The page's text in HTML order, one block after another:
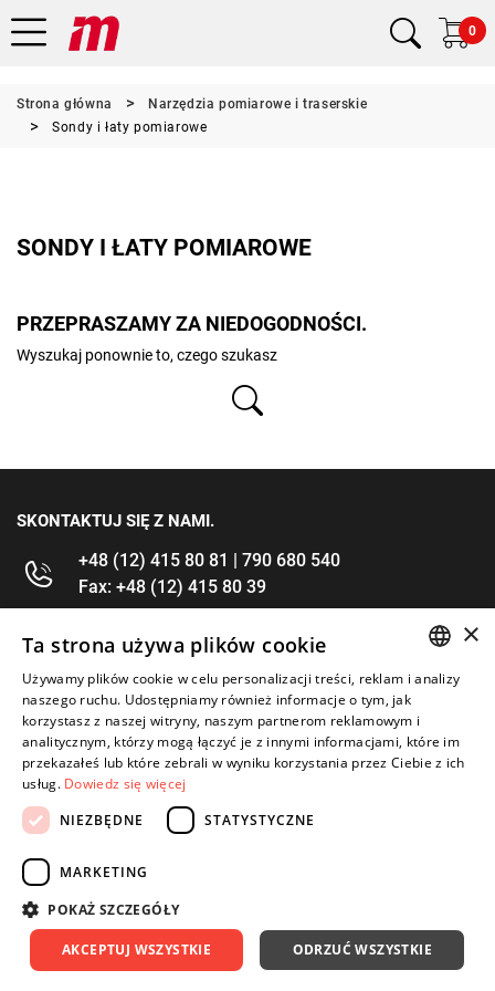
0
Strona główna
Narzędzia pomiarowe i traserskie
Sondy i łaty pomiarowe
SONDY I ŁATY POMIAROWE
PRZEPRASZAMY ZA NIEDOGODNOŚCI.
Wyszukaj ponownie to, czego szukasz
SKONTAKTUJ SIĘ Z NAMI.
+48 (12) 415 80 81 | 790 680 540
Fax: +48 (12) 415 80 39
kontakt@im-narzedzia.pl
INFORMACJE
OFERTA
MOJE KONTO
OBSERWUJ NAS
Copyright 2026: IM Kraków Created by: Waynet
ENGLISH
×
Ta strona używa plików cookie
Używamy plików cookie w celu personalizacji treści, reklam i analizy
naszego ruchu. Udostępniamy również informacje o tym, jak
korzystasz z naszej witryny, naszym partnerom reklamowym i
analitycznym, którzy mogą łączyć je z innymi informacjami, które im
przekazałeś lub które zebrali w wyniku korzystania przez Ciebie z ich
usług. Dowiedz się więcej
NIEZBĘDNE
STATYSTYCZNE
MARKETING
POKAŻ SZCZEGÓŁY
AKCEPTUJ WSZYSTKIE ODRZUĆ WSZYSTKIE